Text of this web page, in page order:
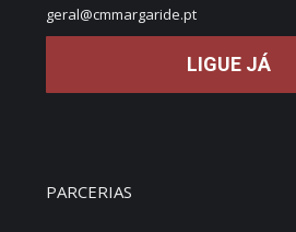
geral@cmmargaride.pt
LIGUE JÁ
PARCERIAS